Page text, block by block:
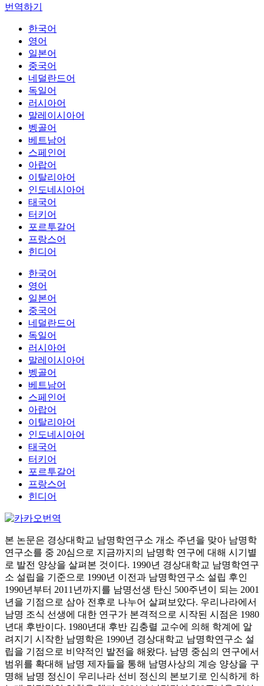
번역하기
한국어
영어
일본어
중국어
네덜란드어
독일어
러시아어
말레이시아어
벵골어
베트남어
스페인어
아랍어
이탈리아어
인도네시아어
태국어
터키어
포르투갈어
프랑스어
힌디어
한국어
영어
일본어
중국어
네덜란드어
독일어
러시아어
말레이시아어
벵골어
베트남어
스페인어
아랍어
이탈리아어
인도네시아어
태국어
터키어
포르투갈어
프랑스어
힌디어
본 논문은 경상대학교 남명학연구소 개소 주년을 맞아 남명학
연구소를 중 20심으로 지금까지의 남명학 연구에 대해 시기별
로 발전 양상을 살펴본 것이다. 1990년 경상대학교 남명학연구
소 설립을 기준으로 1990년 이전과 남명학연구소 설립 후인
1990년부터 2011년까지를 남명선생 탄신 500주년이 되는 2001
년을 기점으로 삼아 전후로 나누어 살펴보았다. 우리나라에서
남명 조식 선생에 대한 연구가 본격적으로 시작된 시점은 1980
년대 후반이다. 1980년대 후반 김충렬 교수에 의해 학계에 알
려지기 시작한 남명학은 1990년 경상대학교 남명학연구소 설
립을 기점으로 비약적인 발전을 해왔다. 남명 중심의 연구에서
범위를 확대해 남명 제자들을 통해 남명사상의 계승 양상을 구
명해 남명 정신이 우리나라 선비 정신의 본보기로 인식하게 하